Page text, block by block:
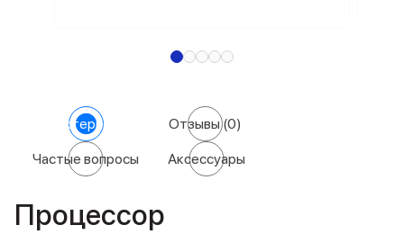
Характеристики Отзывы(0)
Частые вопросы Аксессуары
Процессор